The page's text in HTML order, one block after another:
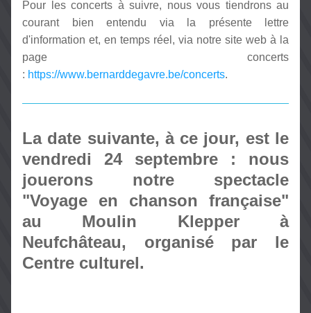
Pour les concerts à suivre, nous vous tiendrons au
courant bien entendu via la présente lettre
d'information et, en temps réel, via notre site web à la
page concerts
: https://www.bernarddegavre.be/concerts.
La date suivante, à ce jour, est le
vendredi 24 septembre : nous
jouerons notre spectacle
"Voyage en chanson française"
au Moulin Klepper à
Neufchâteau, organisé par le
Centre culturel.